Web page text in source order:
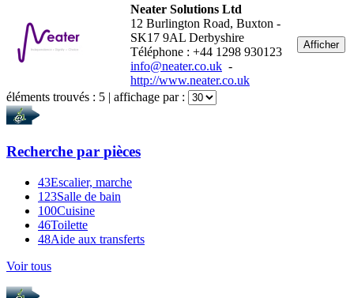
Neater Solutions Ltd
12 Burlington Road, Buxton -
SK17 9AL Derbyshire
Téléphone : +44 1298 930123
info@neater.co.uk -
http://www.neater.co.uk
Afficher
éléments trouvés : 5 | affichage par :
Recherche par pièces
43Escalier, marche
123Salle de bain
100Cuisine
46Toilette
48Aide aux transferts
Voir tous